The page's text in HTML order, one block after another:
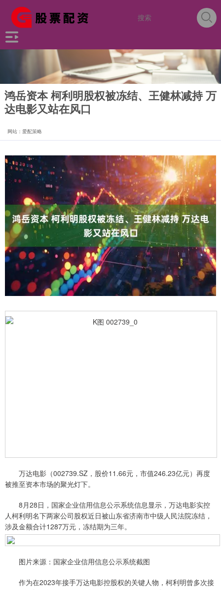
鸿岳资本 柯利明股权被冻结、王健林减持 万
达电影又站在风口
网站：爱配策略
万达电影（002739.SZ，股价11.66元，市值246.23亿元）再度
被推至资本市场的聚光灯下。
8月28日，国家企业信用信息公示系统信息显示，万达电影实控
人柯利明名下两家公司股权近日被山东省济南市中级人民法院冻结，
涉及金额合计1287万元，冻结期为三年。
图片来源：国家企业信用信息公示系统截图
作为在2023年接手万达电影控股权的关键人物，柯利明曾多次接